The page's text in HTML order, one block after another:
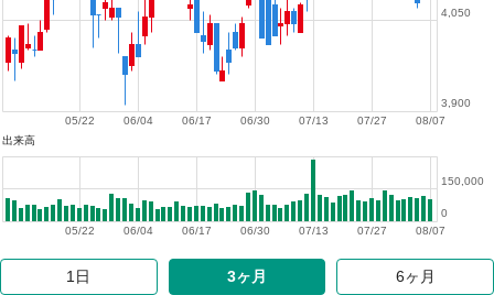
08/07
07/27
07/13
06/30
06/17
06/04
05/22
3,900
4,050
出来高
08/07
07/27
07/13
06/30
06/17
06/04
05/22
0
150,000
1日 3ヶ月 6ヶ月